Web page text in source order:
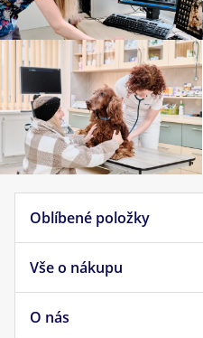
Oblíbené položky
Krmivo pro psy
Krmivo pro kočky
Vše o nákupu
Doprava a platba
O nás